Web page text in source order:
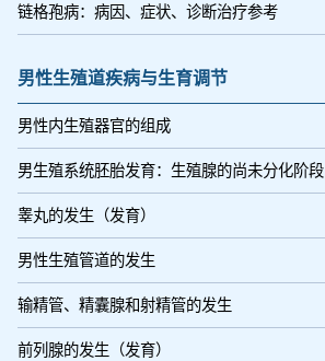
链格孢病：病因、症状、诊断治疗参考
男性生殖道疾病与生育调节
男性内生殖器官的组成
男生殖系统胚胎发育：生殖腺的尚未分化阶段
睾丸的发生（发育）
男性生殖管道的发生
输精管、精囊腺和射精管的发生
前列腺的发生（发育）